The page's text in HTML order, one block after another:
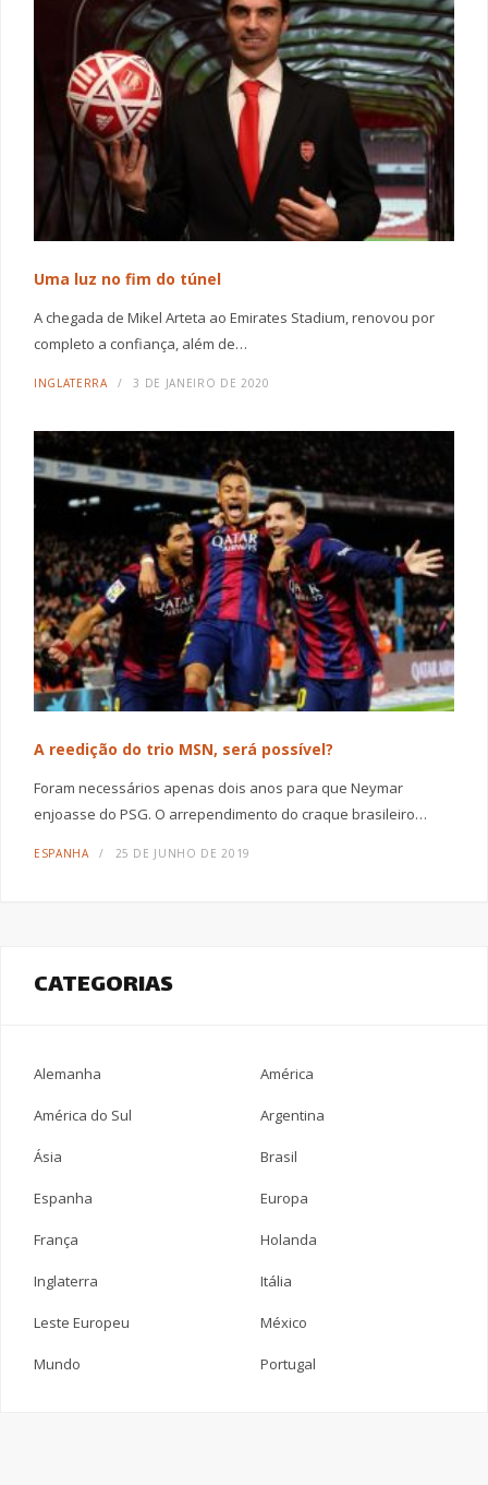
Uma luz no fim do túnel
A chegada de Mikel Arteta ao Emirates Stadium, renovou por
completo a confiança, além de…
INGLATERRA 3 DE JANEIRO DE 2020
A reedição do trio MSN, será possível?
Foram necessários apenas dois anos para que Neymar
enjoasse do PSG. O arrependimento do craque brasileiro…
ESPANHA 25 DE JUNHO DE 2019
CATEGORIAS
Alemanha América
América do Sul Argentina
Ásia Brasil
Espanha Europa
França Holanda
Inglaterra Itália
Leste Europeu México
Mundo Portugal